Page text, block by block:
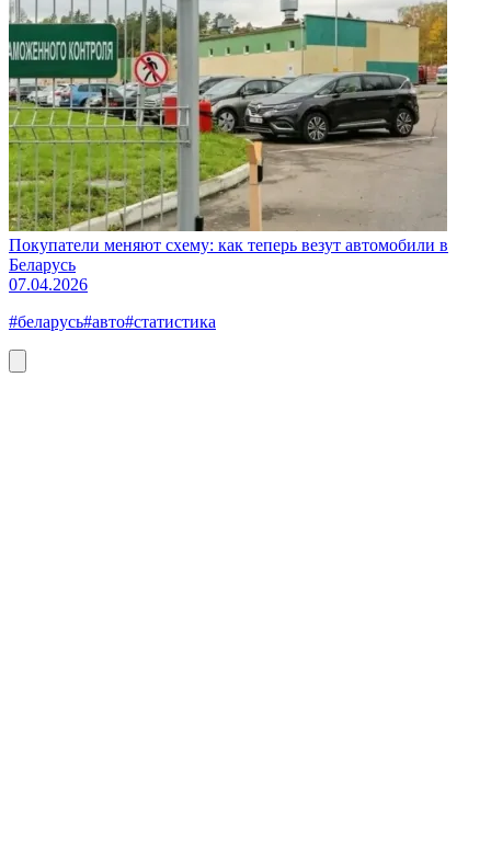
Покупатели меняют схему: как теперь везут автомобили в
Беларусь
07.04.2026
#беларусь#авто#статистика